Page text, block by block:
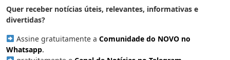
Quer receber notícias úteis, relevantes, informativas e
divertidas?
Assine gratuitamente a Comunidade do NOVO no
Whatsapp.